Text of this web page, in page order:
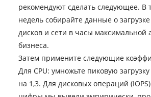
рекомендуют сделать следующее. В
недель собирайте данные о загрузке
дисков и сети в часы максимальной
бизнеса.
Затем примените следующие
Для CPU: умножьте пиковую
на 1,3. Для дисковых операций